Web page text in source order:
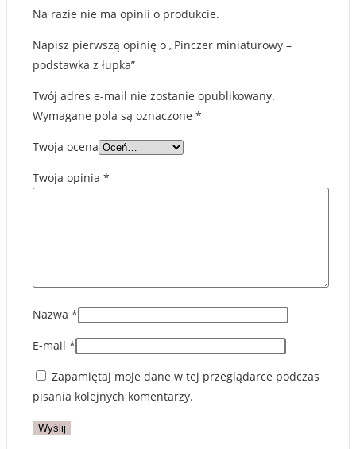
Na razie nie ma opinii o produkcie.
Napisz pierwszą opinię o „Pinczer miniaturowy –
podstawka z łupka”
Twój adres e-mail nie zostanie opublikowany.
Wymagane pola są oznaczone *
Twoja ocena
Twoja opinia *
Nazwa *
E-mail *
Zapamiętaj moje dane w tej przeglądarce podczas
pisania kolejnych komentarzy.